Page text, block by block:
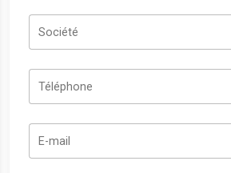
Société
Téléphone
E-mail